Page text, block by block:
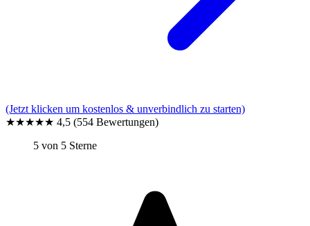
(Jetzt klicken um kostenlos & unverbindlich zu starten)
★★★★★ 4,5 (554 Bewertungen)
5 von 5 Sterne